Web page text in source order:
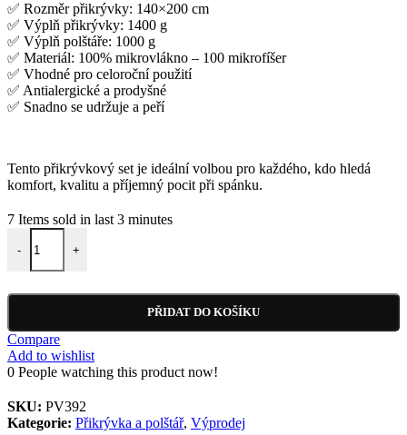
✅ Rozměr přikrývky: 140×200 cm
✅ Výplň přikrývky: 1400 g
✅ Výplň polštáře: 1000 g
✅ Materiál: 100% mikrovlákno – 100 mikrofíšer
✅ Vhodné pro celoroční použití
✅ Antialergické a prodyšné
✅ Snadno se udržuje a peří
Tento přikrývkový set je ideální volbou pro každého, kdo hledá
komfort, kvalitu a příjemný pocit při spánku.
7 Items sold in last 3 minutes
-
Přikrývka a polštář velmi příjemný na dotek PV392 množství
+
PŘIDAT DO KOŠÍKU
Compare
Add to wishlist
0 People watching this product now!
SKU: PV392
Kategorie: Přikrývka a polštář, Výprodej